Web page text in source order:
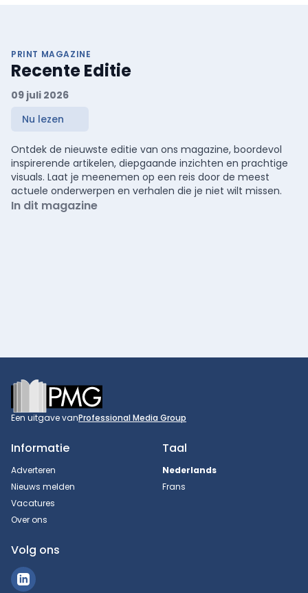
PRINT MAGAZINE
Recente Editie
09 juli 2026
Nu lezen
Ontdek de nieuwste editie van ons magazine, boordevol
inspirerende artikelen, diepgaande inzichten en prachtige
visuals. Laat je meenemen op een reis door de meest
actuele onderwerpen en verhalen die je niet wilt missen.
In dit magazine
Footer
Een uitgave vanProfessional Media Group
Informatie
Adverteren
Nieuws melden
Vacatures
Over ons
Taal
Nederlands
Frans
Volg ons